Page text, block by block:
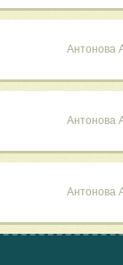
Антонова
Антонова
Антонова